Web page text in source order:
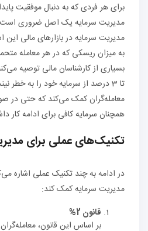
برای هر فردی که به دنبال موفقیت
مدیریت سرمایه یک اصل ضروری
مدیریت سرمایه در بازارهای مالی
به میزان ریسکی که در هر معامله
تا 3 درصد از سرمایه خود را به خطر
معامله‌گران کمک می‌کند که حتی
همچنان سرمایه کافی برای ادامه کار
تکنیک‌های عملی برای
در ادامه به چند تکنیک عملی اشاره
مدیریت سرمایه کمک کند:
قانون 2%